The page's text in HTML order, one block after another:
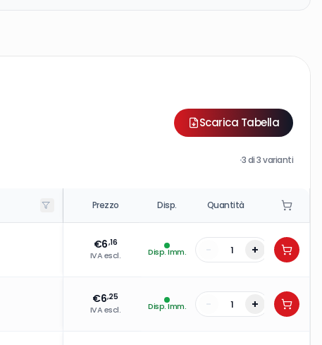
Scarica Tabella
·3di3varianti
Prezzo Disp. Quantità
€6,16
IVA escl. Disp. Imm. - +
€6,25
IVA escl. Disp. Imm. - +